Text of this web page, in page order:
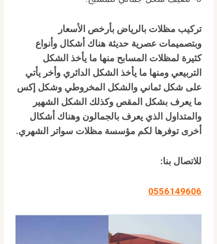
تركيب مظلات بالرياض بأرخص الأسعار
وبتصميمات عصرية حديثة هناك أشكال وأنواع
كثيرة لمظلات المسابح منها ما يأخذ الشكل
التربيعي ومنها ما يأخذ الشكل الدائري وأخر يأتي
على شكل ثماني والشكل المخروطي وشكل إكس
ما يعرف بشكل المقص وكذلك الشكل الشهير
والمتداول الذي يعرف بالجمالون وهناك أشكال
أخرى توفرها لكم مؤسسة مظلات سواتر الشهري.
للاتصال بنا:
0556149606